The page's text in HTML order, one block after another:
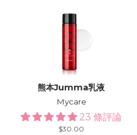
熊本Jumma乳液
Mycare
23 條評論
Regular
$30.00